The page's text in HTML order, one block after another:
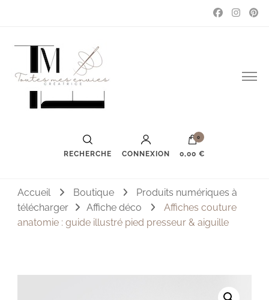
Toutes mes envies
Couture, accessoires, mode, bijoux …
RECHERCHE CONNEXION
0
0,00 €
Accueil Boutique
Produits numériques à
télécharger
Affiche déco
Affiches couture
anatomie : guide illustré pied presseur & aiguille